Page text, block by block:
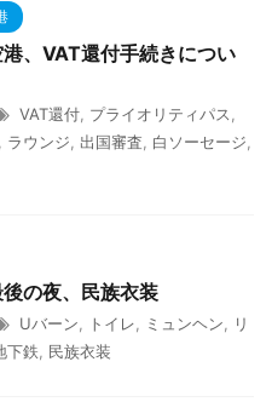
、VAT還付手続きについ
VAT還付 プライオリティパス
ラウンジ 出国審査 白ソーセージ
の夜、民族衣装
Uバーン トイレ ミュンヘン
リ
下鉄 民族衣装